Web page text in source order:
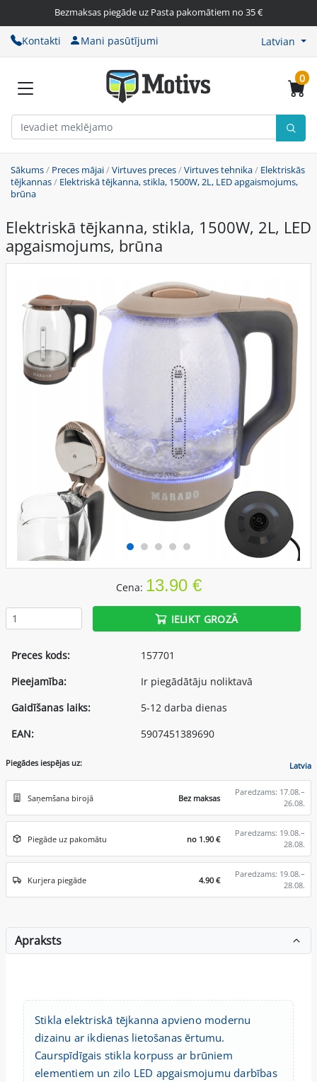
Bezmaksas piegāde uz Pasta pakomātiem no 35 €
Kontakti Mani pasūtījumi Latvian
0
Sākums/ Preces mājai/Virtuves preces/Virtuves tehnika/ Elektriskās
tējkannas/ Elektriskā tējkanna, stikla, 1500W, 2L, LED apgaismojums,
brūna
Elektriskā tējkanna, stikla, 1500W, 2L, LED
apgaismojums, brūna
Cena: 13.90 €
IELIKT GROZĀ
Preces kods:
157701
Pieejamība:
Ir piegādātāju noliktavā
Gaidīšanas laiks:
5-12 darba dienas
EAN:
5907451389690
Piegādes iespējas uz: Latvia
Saņemšana birojā Bez maksas
Paredzams: 17.08.–
26.08.
Piegāde uz pakomātu no 1.90 €
Paredzams: 19.08.–
28.08.
Kurjera piegāde 4.90 €
Paredzams: 19.08.–
28.08.
Apraksts
Stikla elektriskā tējkanna apvieno modernu
dizainu ar ikdienas lietošanas ērtumu.
Caurspīdīgais stikla korpuss ar brūniem
elementiem un zilo LED apgaismojumu darbības